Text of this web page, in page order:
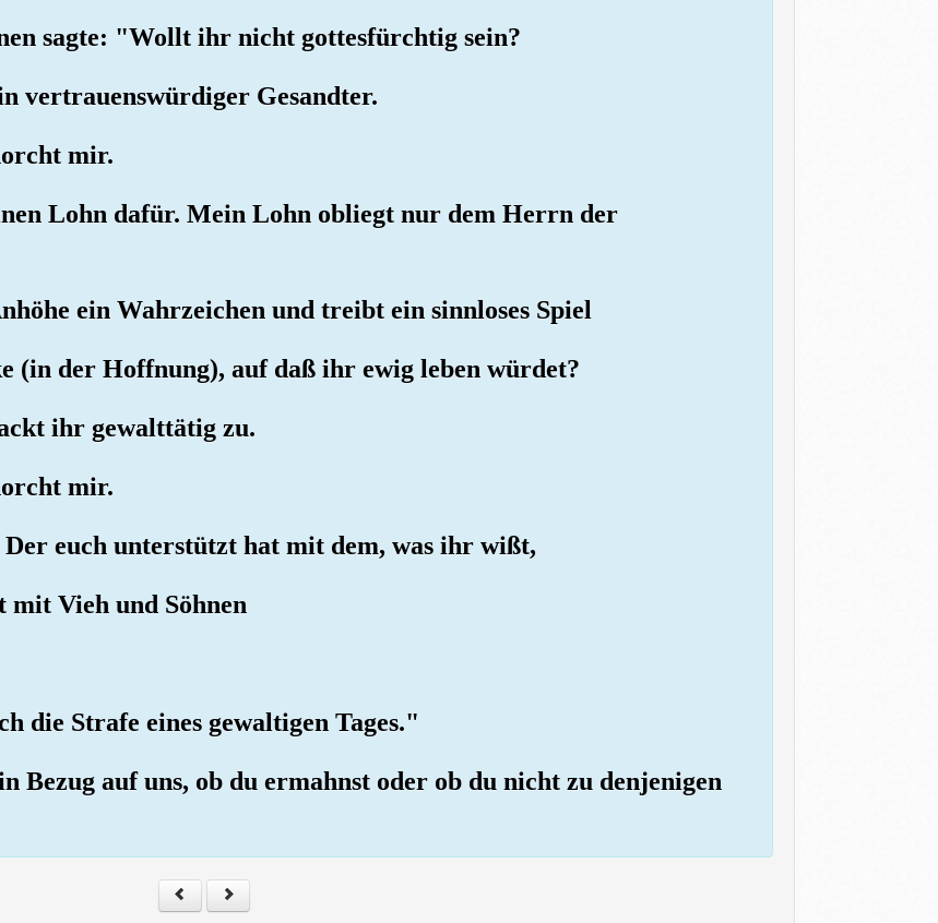
sagte: "Wollt ihr nicht gottesfürchtig sein?
vertrauenswürdiger Gesandter.
mir.
Lohn dafür. Mein Lohn obliegt nur dem Herrn der
ein Wahrzeichen und treibt ein sinnloses Spiel
(in der Hoffnung), auf daß ihr ewig leben würdet?
ihr gewalttätig zu.
mir.
euch unterstützt hat mit dem, was ihr wißt,
mit Vieh und Söhnen
die Strafe eines gewaltigen Tages."
Bezug auf uns, ob du ermahnst oder ob du nicht zu denjenigen